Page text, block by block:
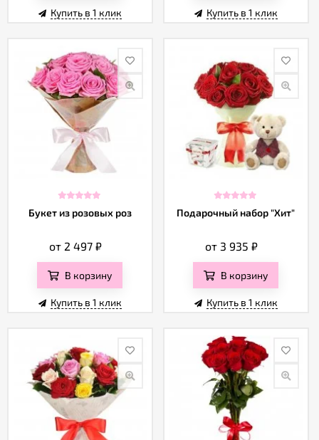
Купить в 1 клик Купить в 1 клик
Букет из розовых роз
от 2 497₽
В корзину
Купить в 1 клик
Подарочный набор "Хит"
от 3 935₽
В корзину
Купить в 1 клик